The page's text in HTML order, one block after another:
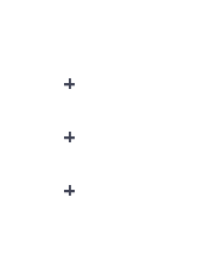
+
+
+